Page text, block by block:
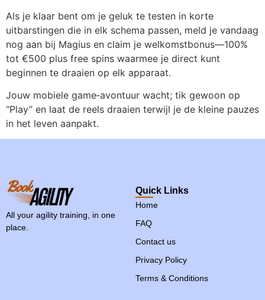
Als je klaar bent om je geluk te testen in korte
uitbarstingen die in elk schema passen, meld je vandaag
nog aan bij Magius en claim je welkomstbonus—100%
tot €500 plus free spins waarmee je direct kunt
beginnen te draaien op elk apparaat.
Jouw mobiele game‑avontuur wacht; tik gewoon op
“Play” en laat de reels draaien terwijl je de kleine pauzes
in het leven aanpakt.
All your agility training, in one
place.
Quick Links
Home
FAQ
Contact us
Privacy Policy
Terms & Conditions